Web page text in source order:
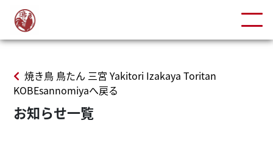
焼き鳥 鳥たん 三宮 Yakitori Izakaya Toritan
KOBEsannomiyaへ戻る
お知らせ一覧